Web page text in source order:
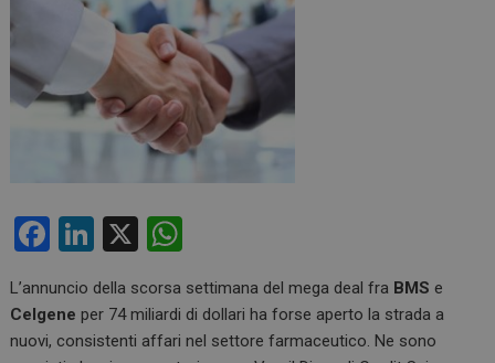
F
ce
b
Li
ke
dI
X
at
s
L’annuncio della scorsa settimana del mega deal fra BMS e
Celgene per 74 miliardi di dollari ha forse aperto la strada a
nuovi, consistenti affari nel settore farmaceutico. Ne sono